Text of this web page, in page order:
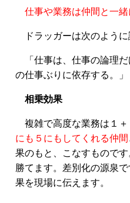
仕事や業務は仲間と一緒
ドラッガーは次のよう
「仕事は、仕事の論理
の仕事ぶりに依存する。」
相乗効果
複雑で高度な業務は１＋
にも５にもしてくれる仲間
果のもと、こなすもので
勝てます。差別化の源泉
果を現場に伝えます。